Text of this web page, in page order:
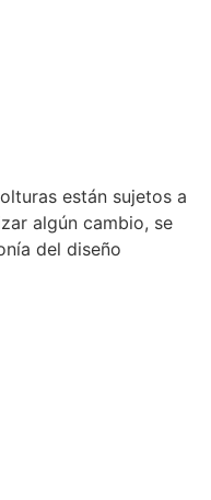
están sujetos a
algún cambio, se
del diseño